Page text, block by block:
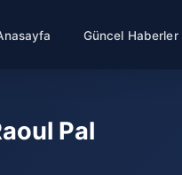
Güncel Haberler
Pal